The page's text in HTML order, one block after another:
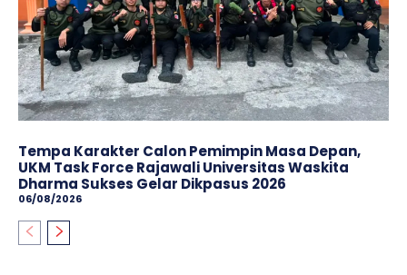
Tempa Karakter Calon Pemimpin Masa Depan,
UKM Task Force Rajawali Universitas Waskita
Dharma Sukses Gelar Dikpasus 2026
06/08/2026